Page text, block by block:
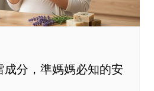
成分，準媽媽必知的安